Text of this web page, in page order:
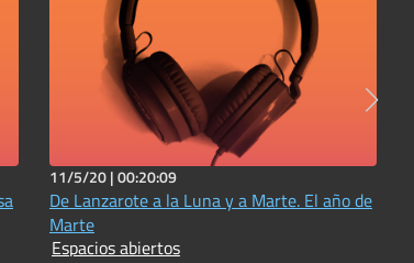
11/5/20 |00:20:09
De Lanzarote a la Luna y a Marte. El año de
Marte
Espacios abiertos